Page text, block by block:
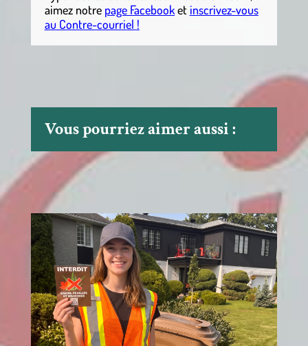
aimez notre page Facebooket inscrivez-vous
au Contre-courriel !
Vous pourriez aimer aussi :